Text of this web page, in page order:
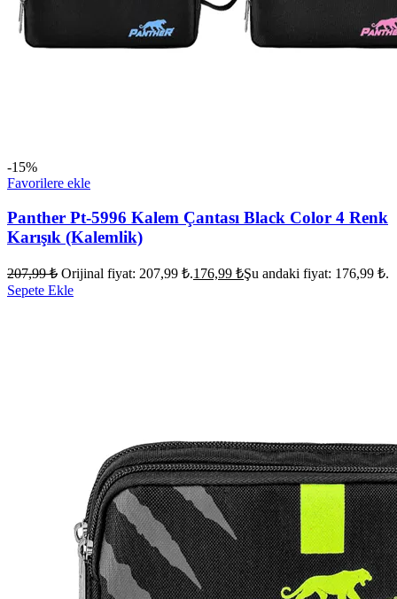
-15%
Favorilere ekle
Panther Pt-5996 Kalem Çantası Black Color 4 Renk
Karışık (Kalemlik)
207,99₺ Orijinal fiyat: 207,99 ₺.176,99 ₺Şu andaki fiyat: 176,99 ₺.
Sepete Ekle